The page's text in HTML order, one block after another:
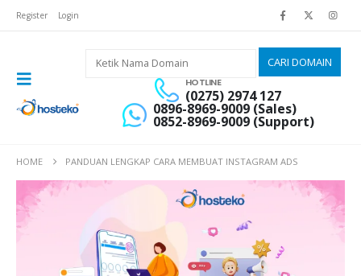
Register Login
HOTLINE
(0275) 2974 127
0896-8969-9009 (Sales)
0852-8969-9009 (Support)
HOME PANDUAN LENGKAP CARA MEMBUAT INSTAGRAM ADS